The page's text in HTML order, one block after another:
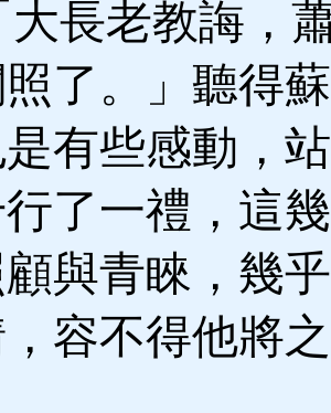
長老教誨，
了。」聽得
有些感動，
了一禮，這
與青睞，幾
容不得他將